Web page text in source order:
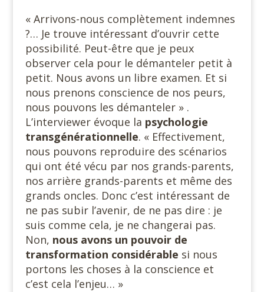
« Arrivons-nous complètement indemnes
?… Je trouve intéressant d’ouvrir cette
possibilité. Peut-être que je peux
observer cela pour le démanteler petit à
petit. Nous avons un libre examen. Et si
nous prenons conscience de nos peurs,
nous pouvons les démanteler » .
L’interviewer évoque la psychologie
transgénérationnelle. « Effectivement,
nous pouvons reproduire des scénarios
qui ont été vécu par nos grands-parents,
nos arrière grands-parents et même des
grands oncles. Donc c’est intéressant de
ne pas subir l’avenir, de ne pas dire : je
suis comme cela, je ne changerai pas.
Non, nous avons un pouvoir de
transformation considérable si nous
portons les choses à la conscience et
c’est cela l’enjeu… »